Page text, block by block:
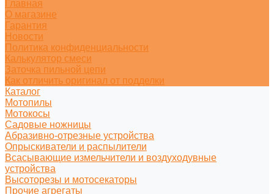
Главная
О магазине
Гарантия
Новости
Политика конфиденциальности
Калькулятор смеси
Заточка пильной цепи
Как отличить оригинал от подделки
Каталог
Мотопилы
Мотокосы
Садовые ножницы
Абразивно-отрезные устройства
Опрыскиватели и распылители
Всасывающие измельчители и воздуходувные
устройства
Высоторезы и мотосекаторы
Прочие агрегаты